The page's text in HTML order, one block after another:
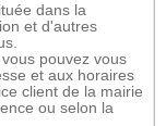
dans la
et d'autres
pouvez vous
et aux horaires
client de la mairie
ou selon la